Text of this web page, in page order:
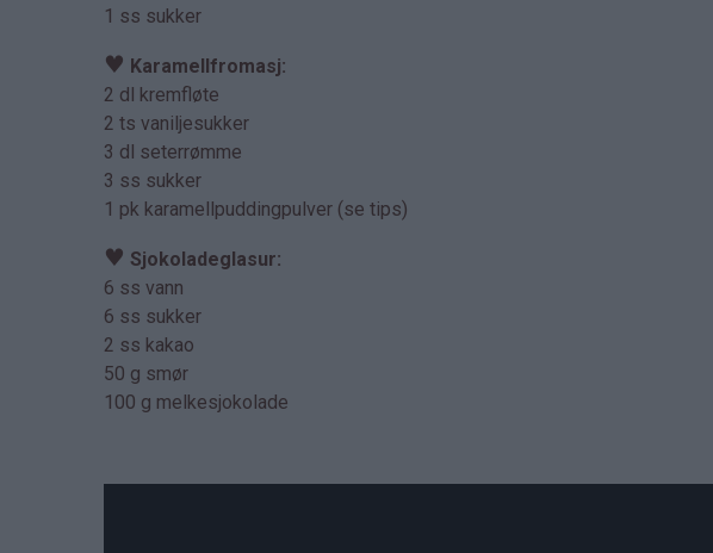
1 ss sukker
♥ Karamellfromasj:
2 dl kremfløte
2 ts vaniljesukker
3 dl seterrømme
3 ss sukker
1 pk karamellpuddingpulver (se tips)
♥ Sjokoladeglasur:
6 ss vann
6 ss sukker
2 ss kakao
50 g smør
100 g melkesjokolade